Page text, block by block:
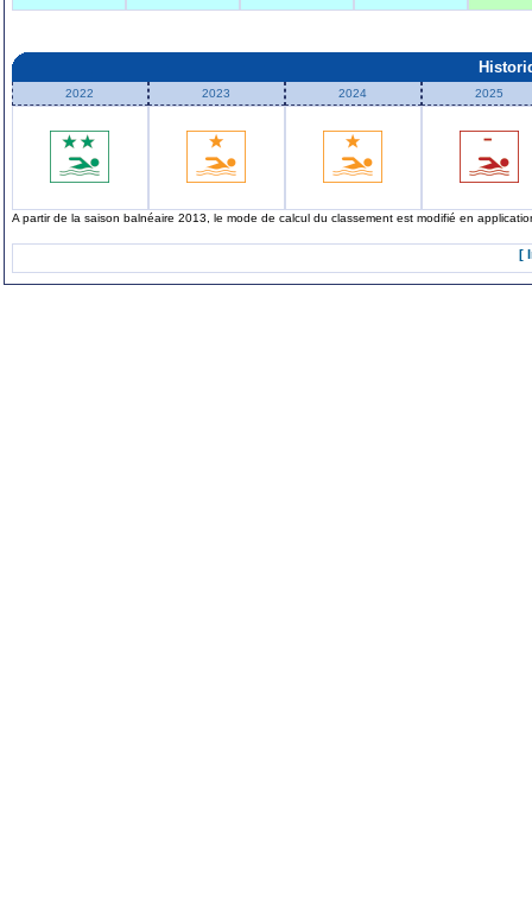
2022 2023 2024 2025
A partir de la saison balnéaire 2013, le mode de calcul du classement est modifié en
[